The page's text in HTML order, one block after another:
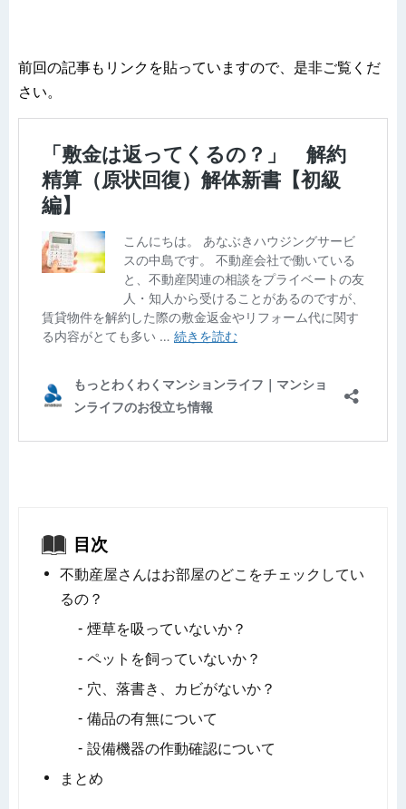
前回の記事もリンクを貼っていますので、是非ご覧くだ
さい。
目次
不動産屋さんはお部屋のどこをチェックしてい
るの？
煙草を吸っていないか？
ペットを飼っていないか？
穴、落書き、カビがないか？
備品の有無について
設備機器の作動確認について
まとめ